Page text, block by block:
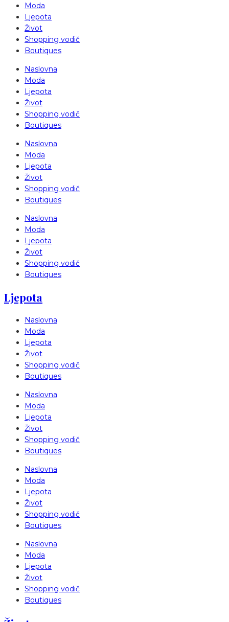
Moda
Ljepota
Život
Shopping vodič
Boutiques
Naslovna
Moda
Ljepota
Život
Shopping vodič
Boutiques
Naslovna
Moda
Ljepota
Život
Shopping vodič
Boutiques
Naslovna
Moda
Ljepota
Život
Shopping vodič
Boutiques
Ljepota
Naslovna
Moda
Ljepota
Život
Shopping vodič
Boutiques
Naslovna
Moda
Ljepota
Život
Shopping vodič
Boutiques
Naslovna
Moda
Ljepota
Život
Shopping vodič
Boutiques
Naslovna
Moda
Ljepota
Život
Shopping vodič
Boutiques